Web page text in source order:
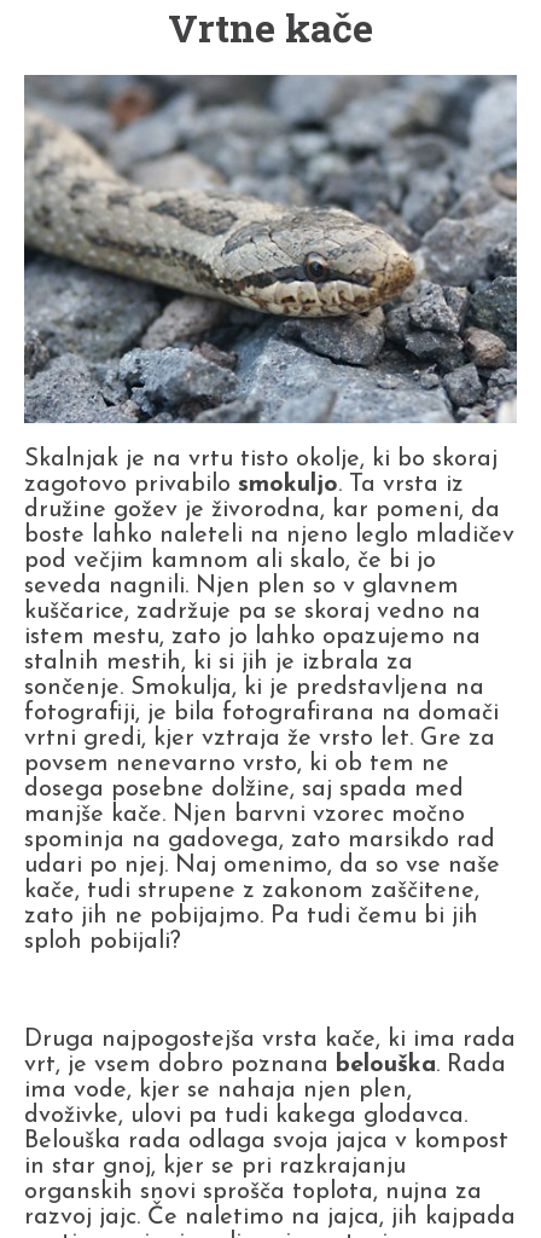
Vrtne kače
Skalnjak je na vrtu tisto okolje, ki bo skoraj
zagotovo privabilo smokuljo. Ta vrsta iz
družine gožev je živorodna, kar pomeni, da
boste lahko naleteli na njeno leglo mladičev
pod večjim kamnom ali skalo, če bi jo
seveda nagnili. Njen plen so v glavnem
kuščarice, zadržuje pa se skoraj vedno na
istem mestu, zato jo lahko opazujemo na
stalnih mestih, ki si jih je izbrala za
sončenje. Smokulja, ki je predstavljena na
fotografiji, je bila fotografirana na domači
vrtni gredi, kjer vztraja že vrsto let. Gre za
povsem nenevarno vrsto, ki ob tem ne
dosega posebne dolžine, saj spada med
manjše kače. Njen barvni vzorec močno
spominja na gadovega, zato marsikdo rad
udari po njej. Naj omenimo, da so vse naše
kače, tudi strupene z zakonom zaščitene,
zato jih ne pobijajmo. Pa tudi čemu bi jih
sploh pobijali?
Druga najpogostejša vrsta kače, ki ima rada
vrt, je vsem dobro poznana belouška. Rada
ima vode, kjer se nahaja njen plen,
dvoživke, ulovi pa tudi kakega glodavca.
Belouška rada odlaga svoja jajca v kompost
in star gnoj, kjer se pri razkrajanju
organskih snovi sprošča toplota, nujna za
razvoj jajc. Če naletimo na jajca, jih kajpada